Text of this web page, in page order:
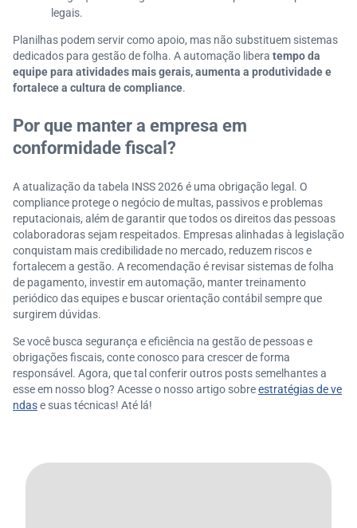
legais.
Planilhas podem servir como apoio, mas não substituem sistemas
dedicados para gestão de folha. A automação libera tempo da
equipe para atividades mais gerais, aumenta a produtividade e
fortalece a cultura de compliance.
Por que manter a empresa em
conformidade fiscal?
A atualização da tabela INSS 2026 é uma obrigação legal. O
compliance protege o negócio de multas, passivos e problemas
reputacionais, além de garantir que todos os direitos das pessoas
colaboradoras sejam respeitados. Empresas alinhadas à legislação
conquistam mais credibilidade no mercado, reduzem riscos e
fortalecem a gestão. A recomendação é revisar sistemas de folha
de pagamento, investir em automação, manter treinamento
periódico das equipes e buscar orientação contábil sempre que
surgirem dúvidas.
Se você busca segurança e eficiência na gestão de pessoas e
obrigações fiscais, conte conosco para crescer de forma
responsável. Agora, que tal conferir outros posts semelhantes a
esse em nosso blog? Acesse o nosso artigo sobreestratégias de ve
ndase suas técnicas! Até lá!